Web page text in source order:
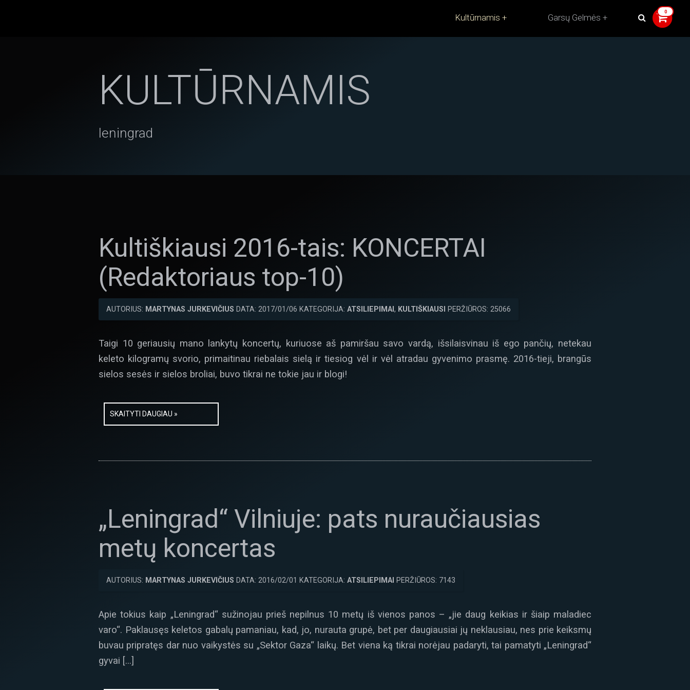
Kultūrnamis Garsų Gelmės
KULTŪRNAMIS
leningrad
Kultiškiausi 2016-tais: KONCERTAI
(Redaktoriaus top-10)
AUTORIUS: MARTYNAS JURKEVIČIUS DATA: 2017/01/06 KATEGORIJA: ATSILIEPIMAI, KULTIŠKIAUSI PERŽIŪROS: 25066
Taigi 10 geriausių mano lankytų koncertų, kuriuose aš pamiršau savo vardą, išsilaisvinau iš ego pančių, netekau
keleto kilogramų svorio, primaitinau riebalais sielą ir tiesiog vėl ir vėl atradau gyvenimo prasmę. 2016-tieji, brangūs
sielos sesės ir sielos broliai, buvo tikrai ne tokie jau ir blogi!
SKAITYTI DAUGIAU »
„Leningrad“ Vilniuje: pats nuraučiausias
metų koncertas
AUTORIUS: MARTYNAS JURKEVIČIUS DATA: 2016/02/01 KATEGORIJA: ATSILIEPIMAI PERŽIŪROS: 7143
Apie tokius kaip „Leningrad“ sužinojau prieš nepilnus 10 metų iš vienos panos – „jie daug keikias ir šiaip maladiec
varo“. Paklausęs keletos gabalų pamaniau, kad, jo, nurauta grupė, bet per daugiausiai jų neklausiau, nes prie keiksmų
buvau pripratęs dar nuo vaikystės su „Sektor Gaza“ laikų. Bet viena ką tikrai norėjau padaryti, tai pamatyti „Leningrad“
gyvai […]